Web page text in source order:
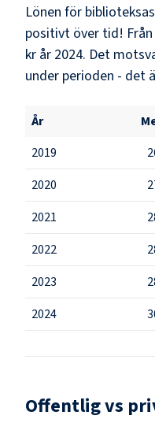
Lönen för
positivt över tid! Från
kr år 2024. Det
under perioden - det
År
2019
2020
2021
2022
2023
2024
Offentlig vs